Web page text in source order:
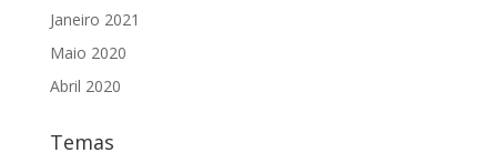
Janeiro 2021
Maio 2020
Abril 2020
Temas